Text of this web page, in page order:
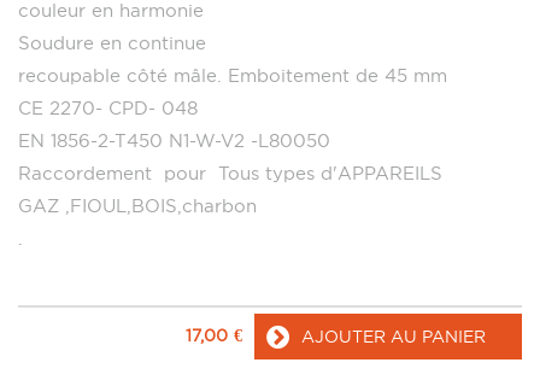
couleur en harmonie
Soudure en continue
recoupable côté mâle. Emboitement de 45 mm
CE 2270- CPD- 048
EN 1856-2-T450 N1-W-V2 -L80050
Raccordement pour Tous types d'APPAREILS
GAZ ,FIOUL,BOIS,charbon
17,00 € AJOUTER AU PANIER